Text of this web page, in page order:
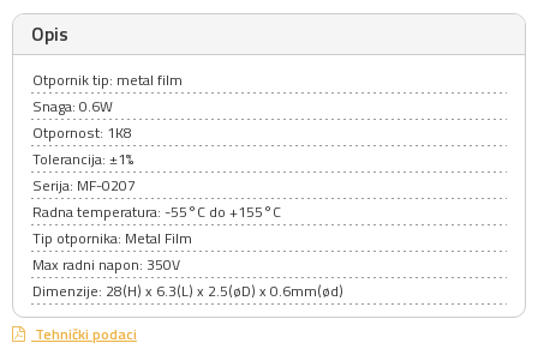
Opis
Otpornik tip: metal film
Snaga: 0.6W
Otpornost: 1K8
Tolerancija: ±1%
Serija: MF-0207
Radna temperatura: -55°C do +155°C
Tip otpornika: Metal Film
Max radni napon: 350V
Dimenzije: 28(H) x 6.3(L) x 2.5(øD) x 0.6mm(ød)
Tehnički podaci